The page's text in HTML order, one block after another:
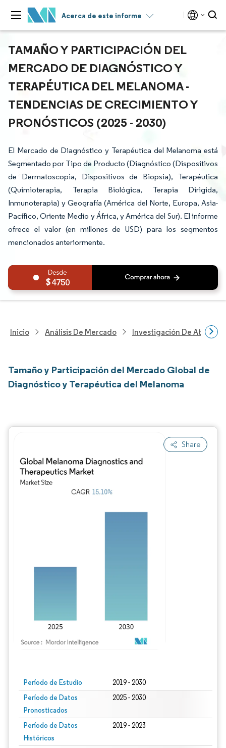
Acerca de este informe
TAMAÑO Y PARTICIPACIÓN DEL
MERCADO DE DIAGNÓSTICO Y
TERAPÉUTICA DEL MELANOMA -
TENDENCIAS DE CRECIMIENTO Y
PRONÓSTICOS (2025 - 2030)
El Mercado de Diagnóstico y Terapéutica del Melanoma está
Segmentado por Tipo de Producto (Diagnóstico (Dispositivos
de Dermatoscopia, Dispositivos de Biopsia), Terapéutica
(Quimioterapia, Terapia Biológica, Terapia Dirigida,
Inmunoterapia) y Geografía (América del Norte, Europa, Asia-
Pacífico, Oriente Medio y África, y América del Sur). El informe
ofrece el valor (en millones de USD) para los segmentos
mencionados anteriormente.
4750
Inicio Análisis De Mercado Investigación De
Tamaño y Participación del Mercado Global de
Diagnóstico y Terapéutica del Melanoma
Share
Período de Estudio 2019 - 2030
Período de Datos
Pronosticados
2025 - 2030
Período de Datos
Históricos
2019 - 2023